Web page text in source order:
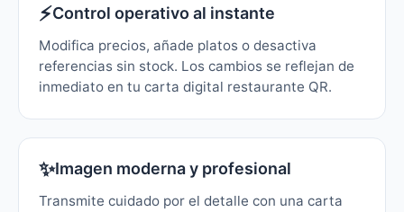
⚡Control operativo al instante
Modifica precios, añade platos o desactiva
referencias sin stock. Los cambios se reflejan de
inmediato en tu carta digital restaurante QR.
✨Imagen moderna y profesional
Transmite cuidado por el detalle con una carta